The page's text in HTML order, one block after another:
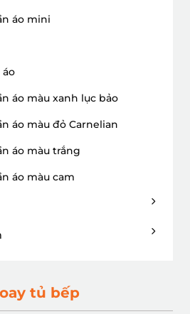
áo mini
áo
áo màu xanh lục bảo
áo màu đỏ Carnelian
áo màu trắng
áo màu cam
tủ bếp